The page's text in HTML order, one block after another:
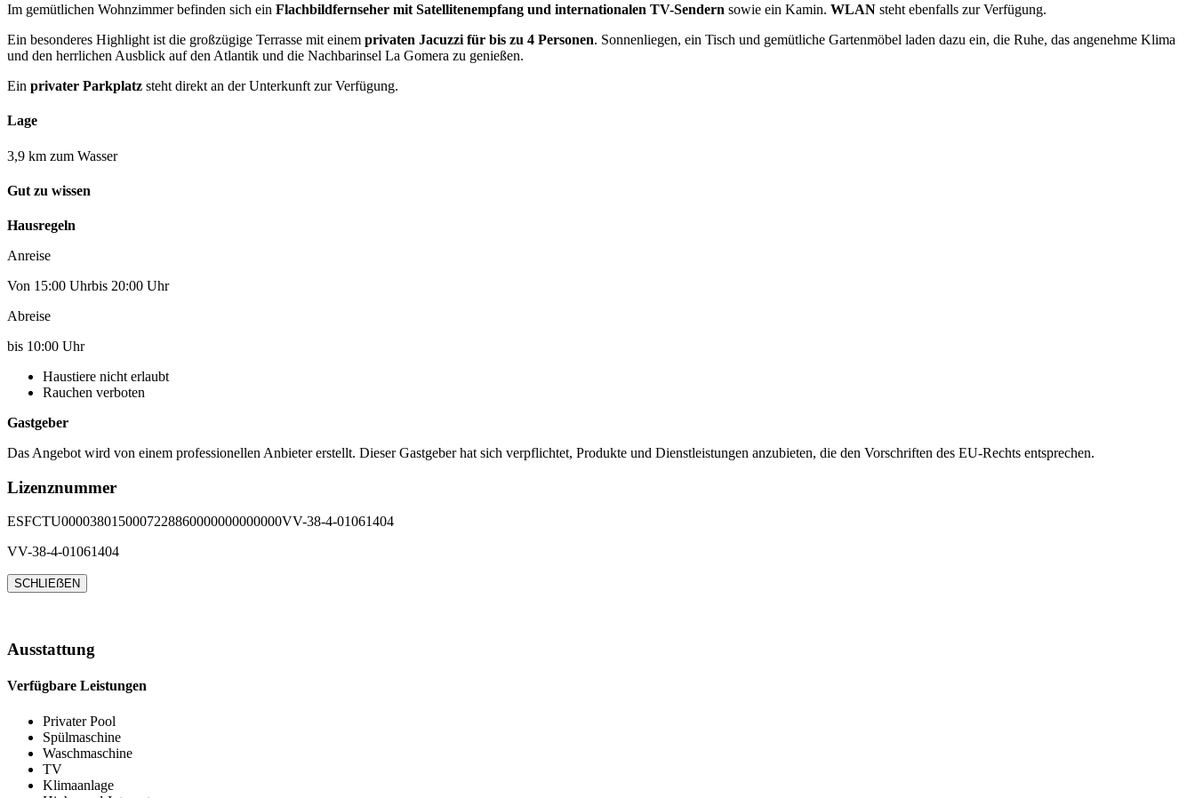
Im gemütlichen Wohnzimmer befinden sich ein Flachbildfernseher mit Satellitenempfang und internationalen TV-Sendern sowie ein Kamin. WLAN steht ebenfalls zur Verfügung.
Ein besonderes Highlight ist die großzügige Terrasse mit einem privaten Jacuzzi für bis zu 4 Personen. Sonnenliegen, ein Tisch und gemütliche Gartenmöbel laden dazu ein, die Ruhe, das angenehme Klima
und den herrlichen Ausblick auf den Atlantik und die Nachbarinsel La Gomera zu genießen.
Ein privater Parkplatz steht direkt an der Unterkunft zur Verfügung.
Lage
3,9 km zum Wasser
Gut zu wissen
Hausregeln
Anreise
Von 15:00 Uhrbis 20:00 Uhr
Abreise
bis 10:00 Uhr
Haustiere nicht erlaubt
Rauchen verboten
Gastgeber
Das Angebot wird von einem professionellen Anbieter erstellt. Dieser Gastgeber hat sich verpflichtet, Produkte und Dienstleistungen anzubieten, die den Vorschriften des EU-Rechts entsprechen.
Lizenznummer
ESFCTU0000380150007228860000000000000VV-38-4-01061404
VV-38-4-01061404
SCHLIEẞEN
Ausstattung
Verfügbare Leistungen
Privater Pool
Spülmaschine
Waschmaschine
TV
Klimaanlage